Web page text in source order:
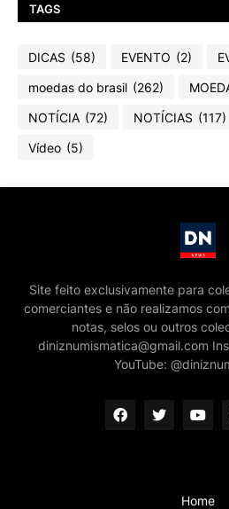
TAGS
DICAS (58) EVENTO (2)
moedas do brasil (262)
NOTÍCIA (72) NOTÍCIAS (117)
Vídeo (5)
Site feito exclusivamente para
comerciantes e não realizamos
notas, selos ou outros
diniznumismatica@gmail.com
YouTube:
Home